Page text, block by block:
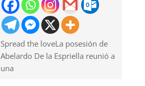
Spread the loveLa posesión de
Abelardo De la Espriella reunió a
una